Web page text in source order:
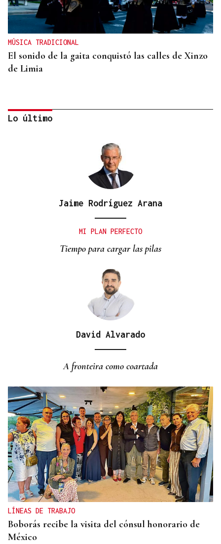
MÚSICA TRADICIONAL
El sonido de la gaita conquistó las calles de Xinzo
de Limia
Xinzo estrena nueva travesía con carril bici y
Lo último
Jaime Rodríguez Arana
MI PLAN PERFECTO
Tiempo para cargar las pilas
David Alvarado
A fronteira como coartada
LÍNEAS DE TRABAJO
Boborás recibe la visita del cónsul honorario de
México